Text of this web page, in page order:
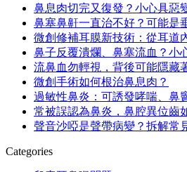
鼻息肉切完又復發？小心具惡
鼻塞鼻鼾一直治不好？可能是
微創修補耳膜新技術：從耳道
鼻子反覆潰爛、鼻塞流血？小
流鼻血勿輕視，背後可能隱藏
微創手術如何根治鼻息肉？
過敏性鼻炎：可誘發哮喘、鼻
常被誤認為鼻炎，鼻腔異位齒
聲音沙啞是聲帶病變？拆解常
Categories